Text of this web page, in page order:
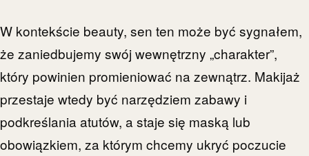
W kontekście beauty, sen ten może być sygnałem,
że zaniedbujemy swój wewnętrzny „charakter”,
który powinien promieniować na zewnątrz. Makijaż
przestaje wtedy być narzędziem zabawy i
podkreślania atutów, a staje się maską lub
obowiązkiem, za którym chcemy ukryć poczucie